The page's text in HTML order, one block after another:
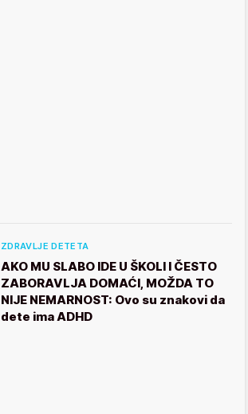
ZDRAVLJE DETETA
AKO MU SLABO IDE U ŠKOLI I ČESTO
ZABORAVLJA DOMAĆI, MOŽDA TO
NIJE NEMARNOST: Ovo su znakovi da
dete ima ADHD